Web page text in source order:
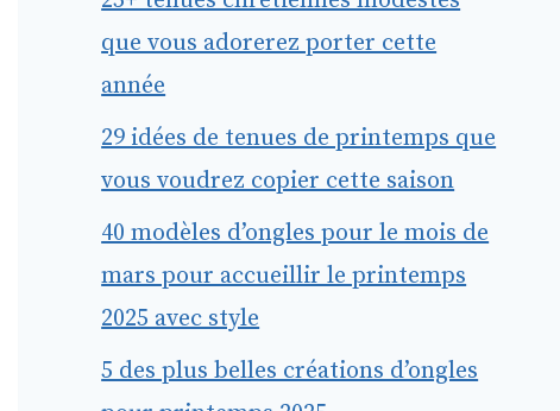
que vous adorerez porter cette
année
29 idées de tenues de printemps que
vous voudrez copier cette saison
40 modèles d’ongles pour le mois de
mars pour accueillir le printemps
2025 avec style
5 des plus belles créations d’ongles